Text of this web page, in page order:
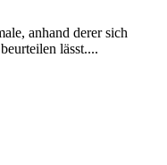
anhand derer sich
lässt....